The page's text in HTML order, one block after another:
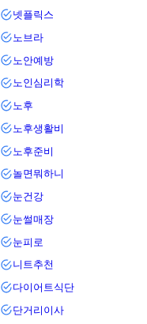
넷플릭스
노브라
노안예방
노인심리학
노후
노후생활비
노후준비
놀면뭐하니
눈건강
눈썰매장
눈피로
니트추천
다이어트식단
단거리이사